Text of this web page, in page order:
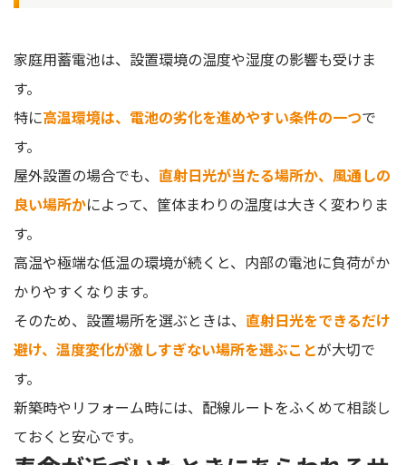
家庭用蓄電池は、設置環境の温度や湿度の影響も受けま
す。
特に高温環境は、電池の劣化を進めやすい条件の一つで
す。
屋外設置の場合でも、 直射日光が当たる場所か、風通しの
良い場所かによって、筐体まわりの温度は大きく変わりま
す。
高温や極端な低温の環境が続くと、内部の電池に負荷がか
かりやすくなります。
そのため、設置場所を選ぶときは、 直射日光をできるだけ
避け、温度変化が激しすぎない場所を選ぶことが大切で
す。
新築時やリフォーム時には、配線ルートをふくめて相談し
ておくと安心です。